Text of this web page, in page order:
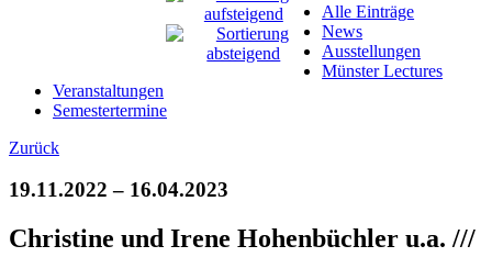
Alle Einträge
News
Ausstellungen
Münster Lectures
Veranstaltungen
Semestertermine
Zurück
19.11.2022 – 16.04.2023
Christine und Irene Hohenbüchler u.a. ///